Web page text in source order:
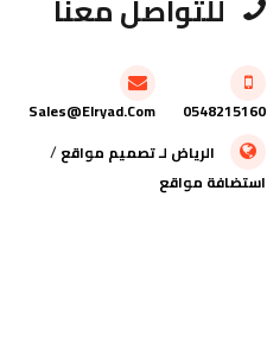
للتواصل معنا
0548215160
Sales@elryad.com
الرياض لـتصميم مواقع/
استضافة مواقع